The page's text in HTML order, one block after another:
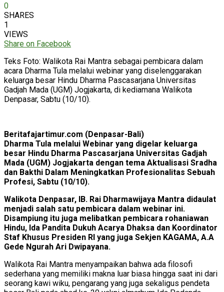
0
SHARES
1
VIEWS
Share on Facebook
Teks Foto: Walikota Rai Mantra sebagai pembicara dalam
acara Dharma Tula melalui webinar yang diselenggarakan
keluarga besar Hindu Dharma Pascasarjana Universitas
Gadjah Mada (UGM) Jogjakarta, di kediamana Walikota
Denpasar, Sabtu (10/10).
Beritafajartimur.com (Denpasar-Bali)
Dharma Tula melalui Webinar yang digelar keluarga
besar Hindu Dharma Pascasarjana Universitas Gadjah
Mada (UGM) Jogjakarta dengan tema Aktualisasi Sradha
dan Bakthi Dalam Meningkatkan Profesionalitas Sebuah
Profesi, Sabtu (10/10).
Walikota Denpasar, IB. Rai Dharmawijaya Mantra didaulat
menjadi salah satu pembicara dalam webinar ini.
Disampiung itu juga melibatkan pembicara rohaniawan
Hindu, Ida Pandita Dukuh Acarya Dhaksa dan Koordinator
Staf Khusus Presiden RI yang juga Sekjen KAGAMA, A.A
Gede Ngurah Ari Dwipayana.
Walikota Rai Mantra menyampaikan bahwa ada filosofi
sederhana yang memiliki makna luar biasa hingga saat ini dari
seorang kawi wiku, pengarang yang juga sekaligus pendeta